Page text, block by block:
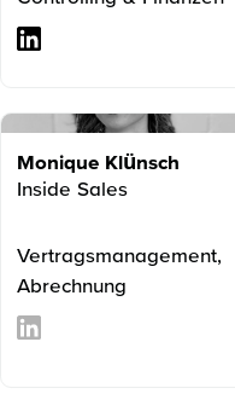
Monique Klünsch
Inside Sales
Vertragsmanagement,
Abrechnung